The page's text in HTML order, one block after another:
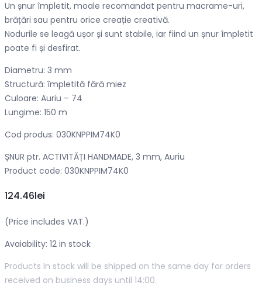
Un șnur împletit, moale recomandat pentru macrame-uri,
brățări sau pentru orice creație creativă.
Nodurile se leagă ușor și sunt stabile, iar fiind un șnur împletit
poate fi și desfirat.
Diametru: 3 mm
Structură: împletită fără miez
Culoare: Auriu – 74
Lungime: 150 m
Cod produs: 030KNPPIM74K0
ȘNUR ptr. ACTIVITĂȚI HANDMADE, 3 mm, Auriu
Product code: 030KNPPIM74K0
124.46lei
(Price includes VAT.)
Avaiability: 12 in stock
Products In stock will be shipped on the same day for orders
received on business days until 14:00.